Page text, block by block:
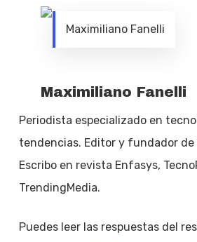
Maximiliano Fanelli
Maximiliano Fanelli
Periodista especializado en
tendencias. Editor y fundador de
Escribo en revista Enfasys,
TrendingMedia.
Puedes leer las respuestas del